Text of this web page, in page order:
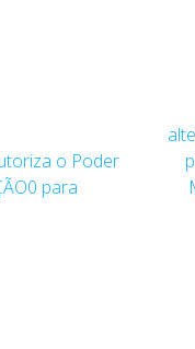
o Poder
para